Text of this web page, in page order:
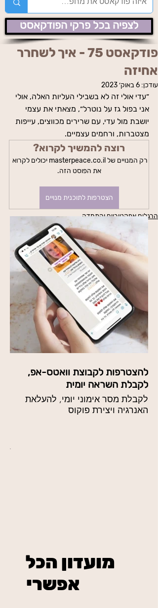
לצפיה בכל פרקי הפודקאסט
פודקאסט 75 - איך לשחרר
אחיזה
עודכן: 6 באוק׳ 2023
״עדי אולי זה לא בשבילי העליות האלה, אולי
אני בפול גז על נוטרל״, מצאתי את עצמי
יושבת מול עדי, עם שרירים מכווצים, עייפות
מצטברות, ורחמים עצמיים.
רוצה להמשיך לקרוא?
רק המנויים של masterpeace.co.il יכולים לקרוא
את הפוסט הזה.
הצטרפות לתוכנית מנויים
הרגלים אפקטיביים והתמדה
להצטרפות לקבוצת וואטס-אפ,
לקבלת השראה יומית
לקבלת מסר אימוני יומי, להעלאת
האנרגיה ויצירת פוקוס
מועדון הכל
אפשרי